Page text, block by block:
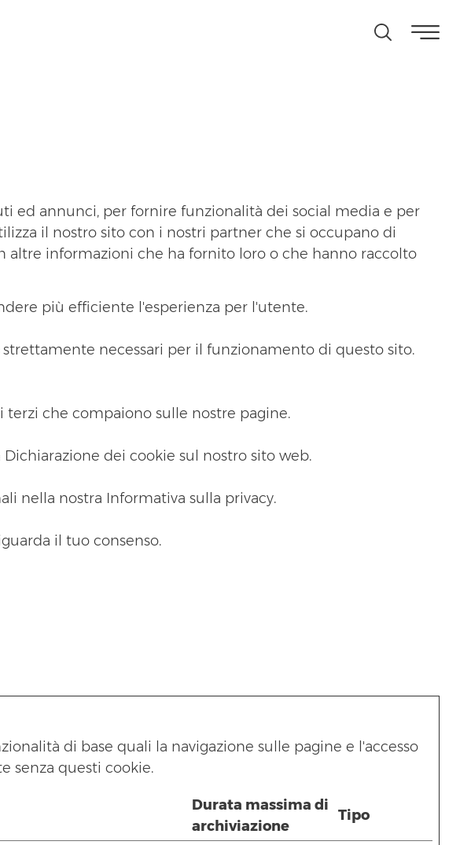
ed annunci, per fornire funzionalità dei social media e per
il nostro sito con i nostri partner che si occupano di
informazioni che ha fornito loro o che hanno raccolto
più efficiente l'esperienza per l'utente.
necessari per il funzionamento di questo sito.
che compaiono sulle nostre pagine.
dei cookie sul nostro sito web.
nella nostra Informativa sulla privacy.
il tuo consenso.
di base quali la navigazione sulle pagine e l'accesso
senza questi cookie.
Durata massima di
archiviazione
Tipo